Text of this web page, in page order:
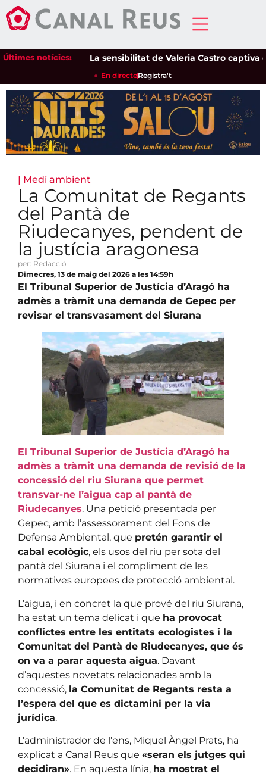
Últimes notícies: La sensibilitat de Valeria Castro captiva el
En directeRegistra't
| Medi ambient
La Comunitat de Regants
del Pantà de
Riudecanyes, pendent de
la justícia aragonesa
per: Redacció
Dimecres, 13 de maig del 2026 a les 14:59h
El Tribunal Superior de Justícia d’Aragó ha
admès a tràmit una demanda de Gepec per
revisar el transvasament del Siurana
El Tribunal Superior de Justícia d’Aragó ha
admès a tràmit una demanda de revisió de la
concessió del riu Siurana que permet
transvar-ne l’aigua cap al pantà de
Riudecanyes. Una petició presentada per
Gepec, amb l’assessorament del Fons de
Defensa Ambiental, que pretén garantir el
cabal ecològic, els usos del riu per sota del
pantà del Siurana i el compliment de les
normatives europees de protecció ambiental.
L’aigua, i en concret la que prové del riu Siurana,
ha estat un tema delicat i que ha provocat
conflictes entre les entitats ecologistes i la
Comunitat del Pantà de Riudecanyes, que és
on va a parar aquesta aigua. Davant
d’aquestes novetats relacionades amb la
concessió, la Comunitat de Regants resta a
l’espera del que es dictamini per la via
jurídica.
L’administrador de l’ens, Miquel Àngel Prats, ha
explicat a Canal Reus que «seran els jutges qui
decidiran». En aquesta línia, ha mostrat el